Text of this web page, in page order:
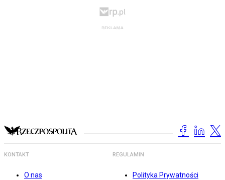
KONTAKT
O nas
REGULAMIN
Polityka Prywatności